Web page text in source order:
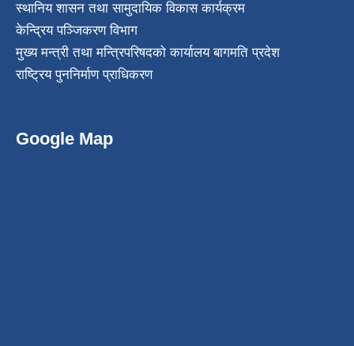
स्थानिय शासन तथा सामुदायिक विकास कार्यक्रम
केन्द्रिय पञ्जिकरण विभाग
मुख्य मन्त्री तथा मन्त्रिपरिषदको कार्यालय बागमति प्रदेश
राष्ट्रिय पुननिर्माण प्राधिकरण
Google Map